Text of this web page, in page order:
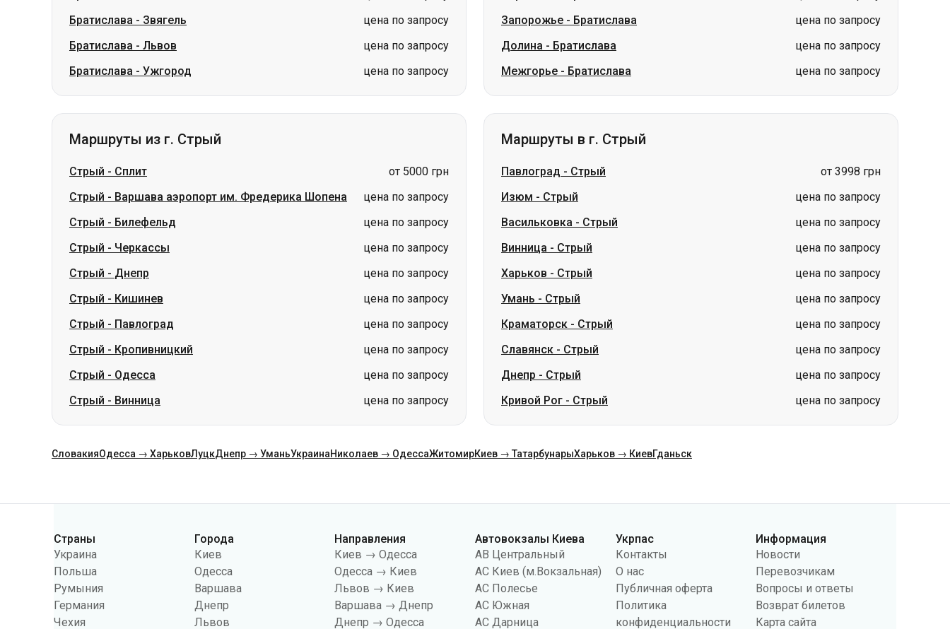
Братислава - Звягель
цена по запросу
Братислава - Львов
цена по запросу
Братислава - Ужгород цена по запросу
Запорожье - Братислава
цена по запросу
Долина - Братислава
цена по запросу
Межгорье - Братислава цена по запросу
Маршруты из г. Стрый
Стрый - Сплит
от 5000 грн
Стрый - Варшава аэропорт им. Фредерика Шопена
цена по запросу
Стрый - Билефельд
цена по запросу
Стрый - Черкассы
цена по запросу
Стрый - Днепр
цена по запросу
Стрый - Кишинев
цена по запросу
Стрый - Павлоград
цена по запросу
Стрый - Кропивницкий
цена по запросу
Стрый - Одесса
цена по запросу
Стрый - Винница цена по запросу
Маршруты в г. Стрый
Павлоград - Стрый
от 3998 грн
Изюм - Стрый
цена по запросу
Васильковка - Стрый
цена по запросу
Винница - Стрый
цена по запросу
Харьков - Стрый
цена по запросу
Умань - Стрый
цена по запросу
Краматорск - Стрый
цена по запросу
Славянск - Стрый
цена по запросу
Днепр - Стрый
цена по запросу
Кривой Рог - Стрый цена по запросу
СловакияОдесса → ХарьковЛуцкДнепр → УманьУкраинаНиколаев → ОдессаЖитомирКиев → ТатарбунарыХарьков → КиевГданьск
Категории
Страны
Украина
Польша
Румыния
Германия
Чехия
Города
Киев
Одесса
Варшава
Днепр
Львов
Направления
Киев → Одесса
Одесса → Киев
Львов → Киев
Варшава → Днепр
Днепр → Одесса
Автовокзалы Киева
АВ Центральный
АС Киев (м.Вокзальная)
АС Полесье
АС Южная
АС Дарница
Укрпас
Контакты
О нас
Публичная оферта
Политика
конфиденциальности
Информация
Новости
Перевозчикам
Вопросы и ответы
Возврат билетов
Карта сайта